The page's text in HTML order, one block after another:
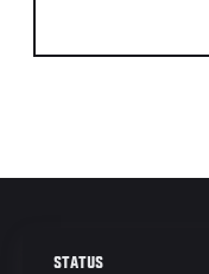
STATUS